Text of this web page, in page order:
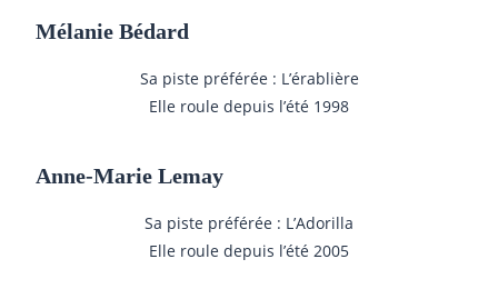
Mélanie Bédard
Sa piste préférée : L’érablière
Elle roule depuis l’été 1998
Anne-Marie Lemay
Sa piste préférée : L’Adorilla
Elle roule depuis l’été 2005